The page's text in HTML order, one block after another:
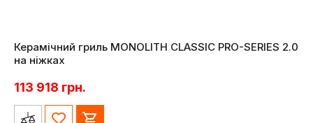
Керамічний гриль MONOLITH CLASSIC PRO-SERIES 2.0
на ніжках
113 918 грн.